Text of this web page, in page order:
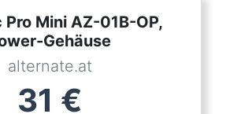
Mini AZ-01B-OP,
Gehäuse
alternate.at
31 €